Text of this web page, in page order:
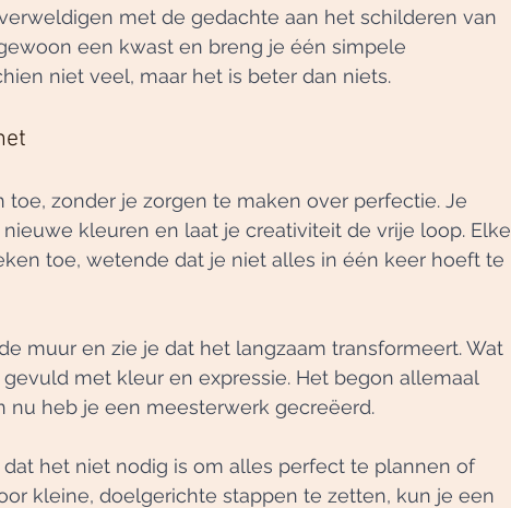
met de gedachte aan het schilderen van
een kwast en breng je één simpele
niet veel, maar het is beter dan niets.
zonder je zorgen te maken over perfectie. Je
kleuren en laat je creativiteit de vrije loop. Elke
toe, wetende dat je niet alles in één keer hoeft te
muur en zie je dat het langzaam transformeert. Wat
met kleur en expressie. Het begon allemaal
nu heb je een meesterwerk gecreëerd.
het niet nodig is om alles perfect te plannen of
kleine, doelgerichte stappen te zetten, kun je een